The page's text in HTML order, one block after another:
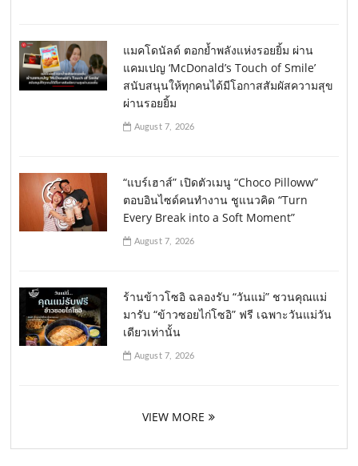
แมคโดนัลด์ ตอกย้ำพลังแห่งรอยยิ้ม ผ่าน
แคมเปญ ‘McDonald’s Touch of Smile’
สนับสนุนให้ทุกคนได้มีโอกาสสัมผัสความสุข
ผ่านรอยยิ้ม
August 7, 2026
“แบร์เฮาส์” เปิดตัวเมนู “Choco Pilloww”
ตอบอินไซด์คนทำงาน ชูแนวคิด “Turn
Every Break into a Soft Moment”
August 7, 2026
ร้านข้าวโซอิ ฉลองรับ “วันแม่” ชวนคุณแม่
มารับ “ข้าวซอยไก่โซอิ” ฟรี เฉพาะวันแม่วัน
เดียวเท่านั้น
August 7, 2026
VIEW MORE